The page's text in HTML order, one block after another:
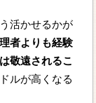
活かせるかが
者よりも経験
敬遠されるこ
ルが高くなる